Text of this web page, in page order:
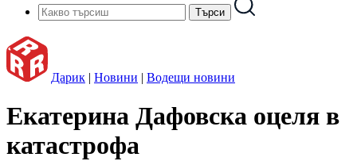
Дарик | Новини | Водещи новини
Екатерина Дафовска оцеля в
катастрофа